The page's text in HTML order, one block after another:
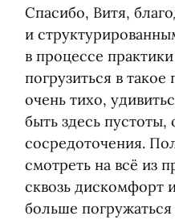
Спасибо, Витя,
и
в процессе
погрузиться в
очень тихо,
быть здесь пустоты,
сосредоточения.
смотреть на всё из
сквозь дискомфорт
больше